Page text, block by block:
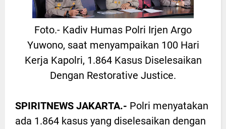
Foto.- Kadiv Humas Polri Irjen Argo
Yuwono, saat menyampaikan 100 Hari
Kerja Kapolri, 1.864 Kasus Diselesaikan
Dengan Restorative Justice.
SPIRITNEWS JAKARTA.- Polri menyatakan
ada 1.864 kasus yang diselesaikan dengan